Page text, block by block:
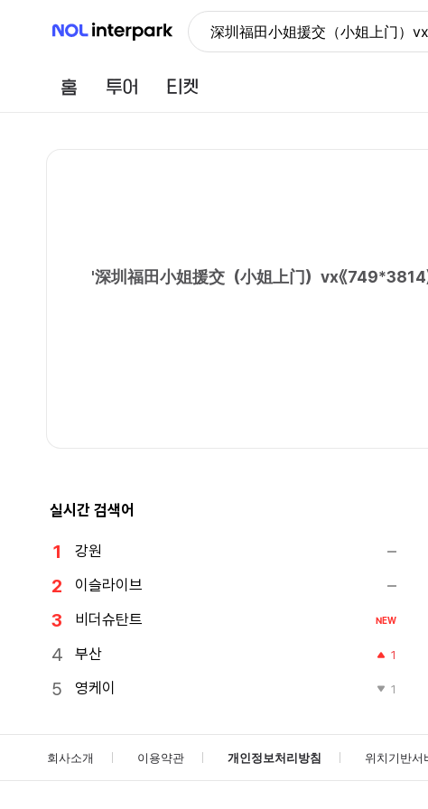
NOL 인터파크 深圳福田小姐援交（小姐上门）
홈 투어
'深圳福田小姐援交（小姐上门）vx《
실시간 검색어
강원
이슬라이브
비더슈탄트
NEW
부산 1
영케이 1
회사소개 이용약관 개인정보처리방침 위치기반서